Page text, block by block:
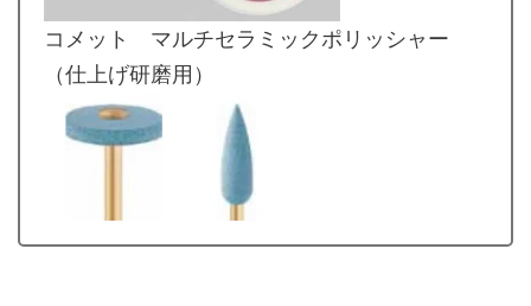
コメット マルチセラミックポリッシャー
（仕上げ研磨用）